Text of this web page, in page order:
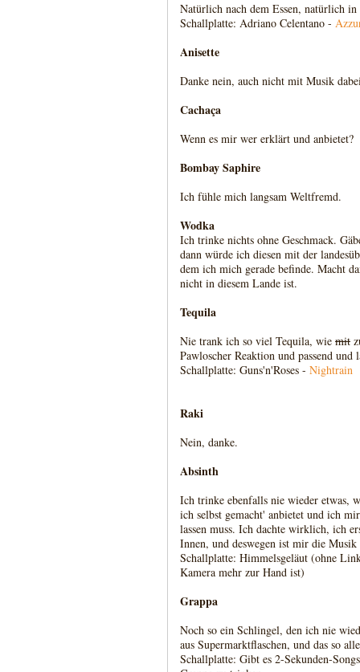
Natürlich nach dem Essen, natürlich
Schallplatte: Adriano Celentano -
Anisette
Danke nein, auch nicht mit Musik
Cachaça
Wenn es mir wer erklärt und anbietet?
Bombay Saphire
Ich fühle mich langsam Weltfremd.
Wodka
Ich trinke nichts ohne Geschmack.
dann würde ich diesen mit der
dem ich mich gerade befinde. Macht
nicht in diesem Lande ist.
Tequila
Nie trank ich so viel Tequila, wie mit
Pawloscher Reaktion und passend und
Schallplatte: Guns'n'Roses - Nightrain
Raki
Nein, danke.
Absinth
Ich trinke ebenfalls nie wieder etwas,
ich selbst gemacht' anbietet und ich
lassen muss. Ich dachte wirklich, ich
Innen, und deswegen ist mir die
Schallplatte: Himmelsgeläut (ohne
Kamera mehr zur Hand ist)
Grappa
Noch so ein Schlingel, den ich nie
aus Supermarktflaschen, und das so
Schallplatte: Gibt es 2-Sekunden-